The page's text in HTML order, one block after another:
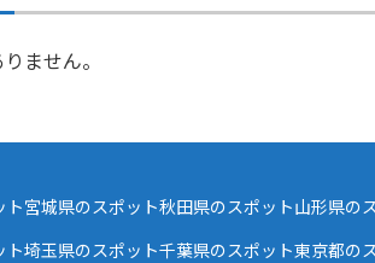
ません。
ト宮城県のスポット秋田県のスポット山形県の
ト埼玉県のスポット千葉県のスポット東京都の